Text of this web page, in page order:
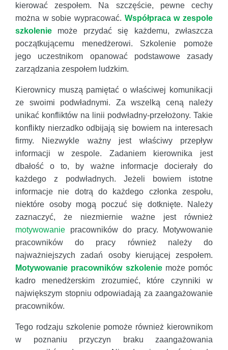
kierować zespołem. Na szczęście, pewne cechy
można w sobie wypracować. Współpraca w zespole
szkolenie może przydać się każdemu, zwłaszcza
początkującemu menedżerowi. Szkolenie pomoże
jego uczestnikom opanować podstawowe zasady
zarządzania zespołem ludzkim.
Kierownicy muszą pamiętać o właściwej komunikacji
ze swoimi podwładnymi. Za wszelką ceną należy
unikać konfliktów na linii podwładny-przełożony. Takie
konflikty nierzadko odbijają się bowiem na interesach
firmy. Niezwykle ważny jest właściwy przepływ
informacji w zespole. Zadaniem kierownika jest
dbałość o to, by ważne informacje docierały do
każdego z podwładnych. Jeżeli bowiem istotne
informacje nie dotrą do każdego członka zespołu,
niektóre osoby mogą poczuć się dotknięte. Należy
zaznaczyć, że niezmiernie ważne jest również
motywowanie pracowników do pracy. Motywowanie
pracowników do pracy również należy do
najważniejszych zadań osoby kierującej zespołem.
Motywowanie pracowników szkoleniemoże pomóc
kadro menedżerskim zrozumieć, które czynniki w
największym stopniu odpowiadają za zaangażowanie
pracowników.
Tego rodzaju szkolenie pomoże również kierownikom
w poznaniu przyczyn braku zaangażowania